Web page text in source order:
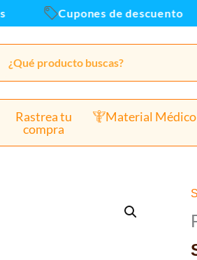
Cupones de descuento
Rastrea tu
compra
Material Médico